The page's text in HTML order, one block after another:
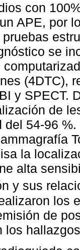
con
APE, por
se
(4DTC),
y SPECT.
de
del 54-96
la
alta
y sus
los
de
los